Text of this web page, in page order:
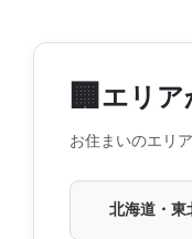
🏢 エリア
お住まいのエリ
北海道・東